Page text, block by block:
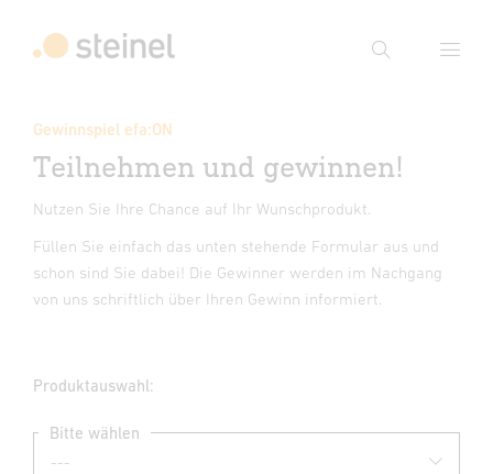
Suche
Suche
Gewinnspiel efa:ON
Teilnehmen und gewinnen!
Nutzen Sie Ihre Chance auf Ihr Wunschprodukt.
Füllen Sie einfach das unten stehende Formular aus und
schon sind Sie dabei! Die Gewinner werden im Nachgang
von uns schriftlich über Ihren Gewinn informiert.
Produktauswahl:
Bitte wählen